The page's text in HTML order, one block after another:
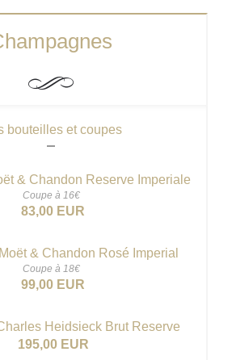
bouteilles et coupes
& Chandon Reserve Imperiale
Coupe à 16€
83,00 EUR
& Chandon Rosé Imperial
Coupe à 18€
99,00 EUR
Heidsieck Brut Reserve
195,00 EUR